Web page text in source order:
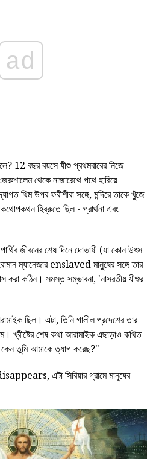
ad
বছর বয়সে যীশু প্রথমবারের নিজে
থেকে নাজারেথে পথে হারিয়ে
থিম উপর ফরীশীরা সঙ্গে, মন্দিরে তাকে খুঁজে
হিব্রুতে ছিল - প্রার্থনা এবং
জীবনের শেষ দিনে দোভাষী (যা কোন উৎস
ম্যানেজার enslaved মানুষের সঙ্গে তার
করা কঠিন। সমস্ত সম্ভাবনা, 'নাসরতীয় যীশুর
ছিল। এটা, তিনি গালীল প্রদেশের তার
খ্রীষ্টের শেষ কথা আরামাইক এছাড়াও কথিত
তুমি আমাকে ত্যাগ করেছ?"
এটা সিরিয়ার গ্রামে মানুষের